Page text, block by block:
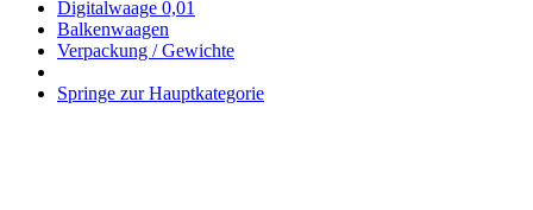
Digitalwaage 0,01
Balkenwaagen
Verpackung / Gewichte
Springe zur Hauptkategorie